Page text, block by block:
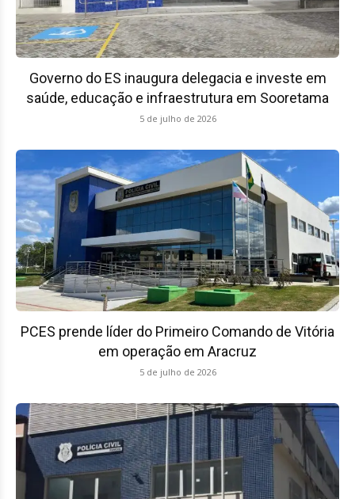
Governo do ES inaugura delegacia e investe em
saúde, educação e infraestrutura em Sooretama
5 de julho de 2026
PCES prende líder do Primeiro Comando de Vitória
em operação em Aracruz
5 de julho de 2026